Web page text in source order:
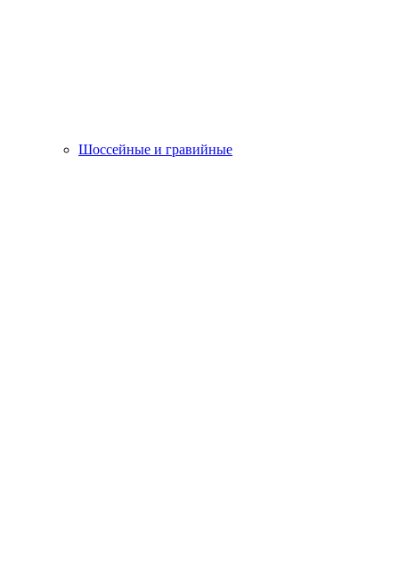
Шоссейные и гравийные